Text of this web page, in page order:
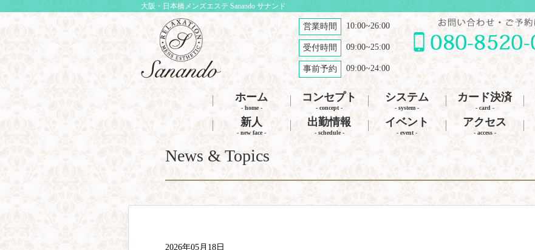
大阪・日本橋メンズエステ Sanando サナンド
営業時間 10:00~26:00
受付時間 09:00~25:00
事前予約 09:00~24:00
ホーム
- home -
コンセプト
- concept -
システム
- system -
カード決済
- card -
新人
- new face -
出勤情報
- schedule -
イベント
- event -
アクセス
- access -
News & Topics
2026年05月18日